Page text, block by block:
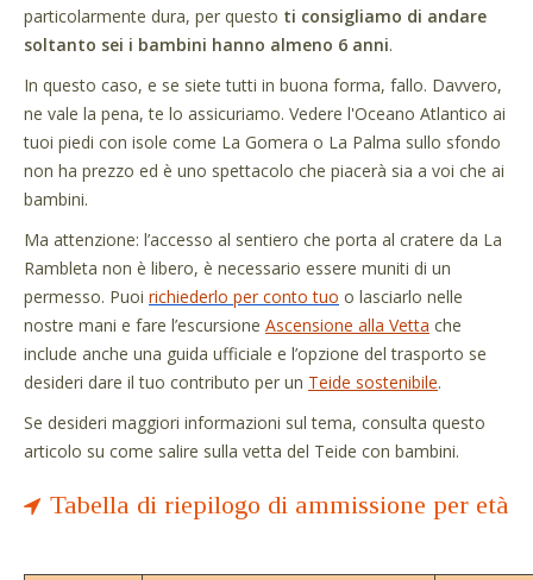
particolarmente dura, per questo ti consigliamo di andare
soltanto sei i bambini hanno almeno 6 anni.
In questo caso, e se siete tutti in buona forma, fallo. Davvero,
ne vale la pena, te lo assicuriamo. Vedere l'Oceano Atlantico ai
tuoi piedi con isole come La Gomera o La Palma sullo sfondo
non ha prezzo ed è uno spettacolo che piacerà sia a voi che ai
bambini.
Ma attenzione: l’accesso al sentiero che porta al cratere da La
Rambleta non è libero, è necessario essere muniti di un
permesso. Puoi richiederlo per conto tuo o lasciarlo nelle
nostre mani e fare l’escursione Ascensione alla Vetta che
include anche una guida ufficiale e l’opzione del trasporto se
desideri dare il tuo contributo per un Teide sostenibile.
Se desideri maggiori informazioni sul tema, consulta questo
articolo su come salire sulla vetta del Teide con bambini.
Tabella di riepilogo di ammissione per età